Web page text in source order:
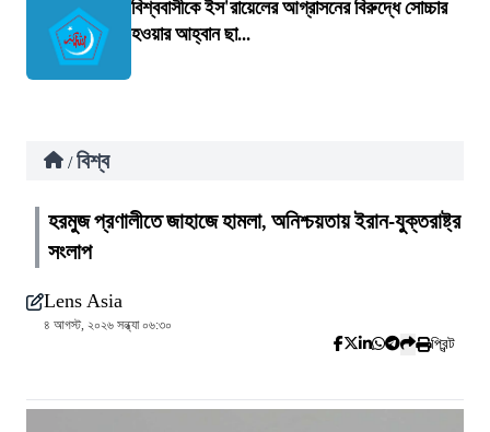
বিশ্ববাসীকে ইস'রায়েলের আগ্রাসনের বিরুদ্ধে সোচ্চার
হওয়ার আহ্বান ছা...
/ বিশ্ব
হরমুজ প্রণালীতে জাহাজে হামলা, অনিশ্চয়তায় ইরান-যুক্তরাষ্ট্র
সংলাপ
Lens Asia
৪ আগস্ট, ২০২৬ সন্ধ্যা ০৬:৩০
প্রিন্ট